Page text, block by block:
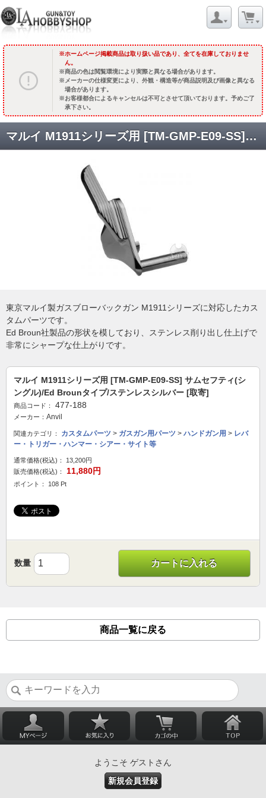
ホームページ掲載商品は取り扱い品であり、全てを在庫しておりませ
ん。
商品の色は閲覧環境により実際と異なる場合があります。
メーカーの仕様変更により、外観・構造等が商品説明及び画像と異なる
場合があります。
お客様都合によるキャンセルは不可とさせて頂いております。予めご了
承下さい。
マルイ M1911シリーズ用 [TM-GMP-E09-SS] サムセフティ(シングル)/Ed Brounタイプ/ステンレスシルバー [取寄]
東京マルイ製ガスブローバックガン M1911シリーズに対応したカス
タムパーツです。
Ed Broun社製品の形状を模しており、ステンレス削り出し仕上げで
非常にシャープな仕上がりです。
マルイ M1911シリーズ用 [TM-GMP-E09-SS] サムセフティ(シ
ングル)/Ed Brounタイプ/ステンレスシルバー [取寄]
商品コード： 477-188
メーカー： Anvil
関連カテゴリ： カスタムパーツ > ガスガン用パーツ > ハンドガン用 > レバ
ー・トリガー・ハンマー・シアー・サイト等
通常価格(税込)：
13,200円
販売価格(税込)：
11,880円
ポイント： 108 Pt
数量 カートに入れる
商品一覧に戻る
ようこそ ゲストさん
新規会員登録